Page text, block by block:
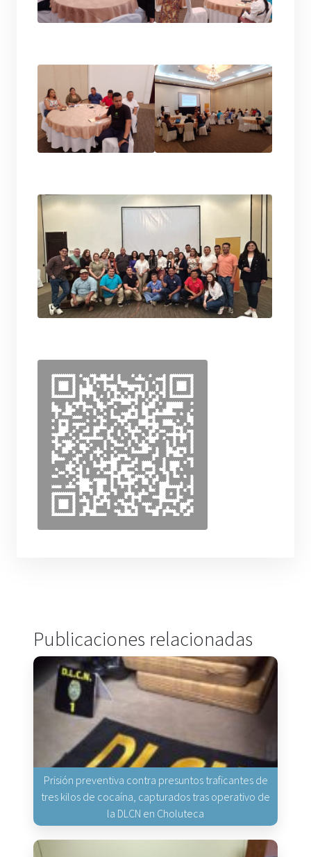
Publicaciones relacionadas
Prisión preventiva contra presuntos traficantes de
tres kilos de cocaína, capturados tras operativo de
la DLCN en Choluteca